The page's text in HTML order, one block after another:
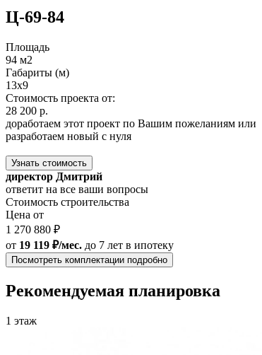
Ц-69-84
Площадь
94 м2
Габариты (м)
13x9
Стоимость проекта от:
28 200 р.
доработаем этот проект по Вашим пожеланиям или
разработаем новый с нуля
Узнать стоимость
директор Дмитрий
ответит на все ваши вопросы
Стоимость строительства
Цена от
1 270 880 ₽
от 19 119 ₽/мес. до 7 лет в ипотеку
Посмотреть комплектации подробно
Рекомендуемая планировка
1 этаж